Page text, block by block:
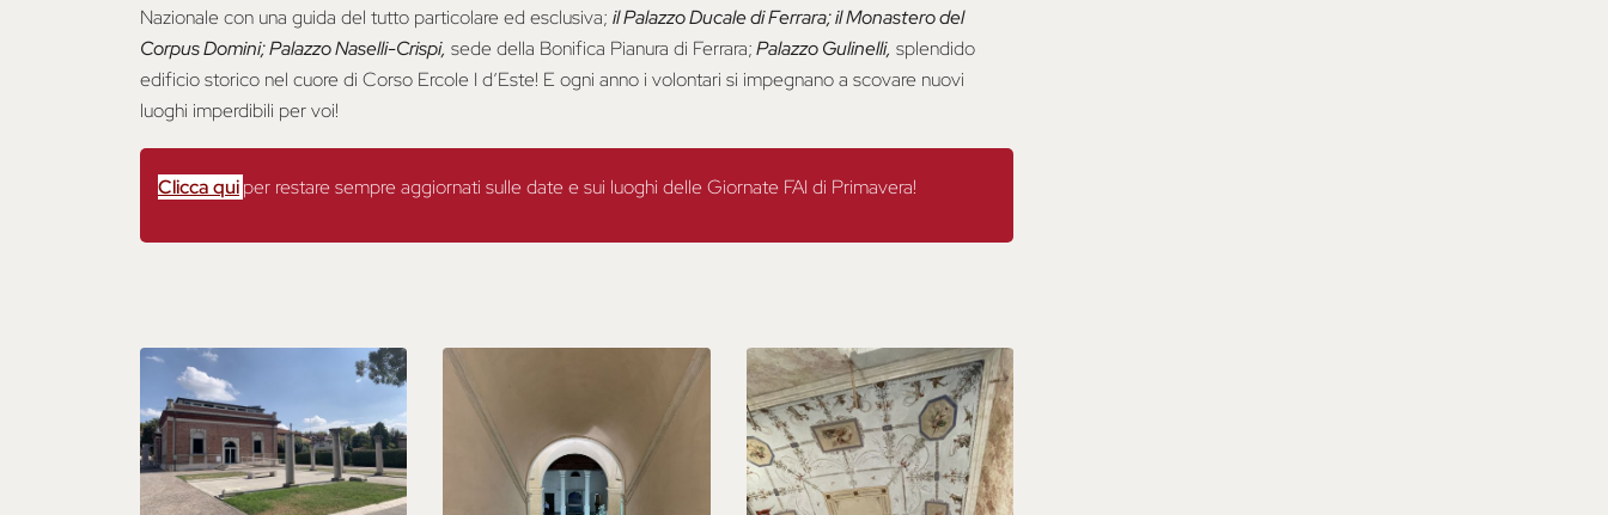
Nazionale con una guida del tutto particolare ed esclusiva; il Palazzo Ducale di Ferrara; il Monastero del
Corpus Domini; Palazzo Naselli-Crispi, sede della Bonifica Pianura di Ferrara;Palazzo Gulinelli, splendido
edificio storico nel cuore di Corso Ercole I d’Este! E ogni anno i volontari si impegnano a scovare nuovi
luoghi imperdibili per voi!
Clicca quiper restare sempre aggiornati sulle date e sui luoghi delle Giornate FAI di Primavera!